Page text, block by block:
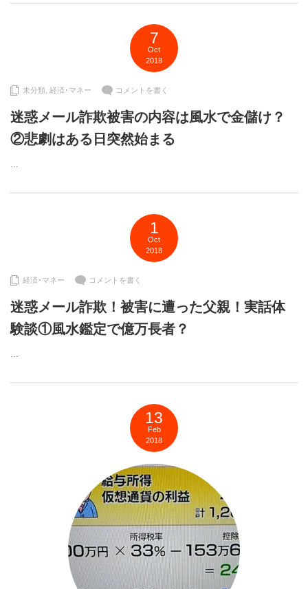
7
Oct
2018
未分類 経済･マネー コメントを書く
迷惑メール詐欺被害の内容は風水で金儲け？
②悲劇はある日突然始まる
…
1
Oct
2018
経済･マネー コメントを書く
迷惑メール詐欺！被害に遭った父親！実話体
験談①風水鑑定で億万長者？
…
13
Feb
2018